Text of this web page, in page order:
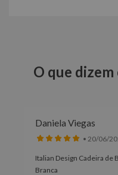
O que
Daniela Viegas
• 20/06/
Italian Design Cadeira de
Branca